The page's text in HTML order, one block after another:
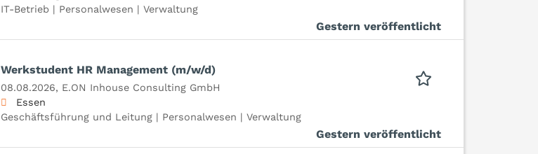
IT-Betrieb | Personalwesen | Verwaltung
Gestern veröffentlicht
Werkstudent HR Management (m/w/d)
08.08.2026, E.ON Inhouse Consulting GmbH
Essen
Geschäftsführung und Leitung | Personalwesen | Verwaltung
Gestern veröffentlicht